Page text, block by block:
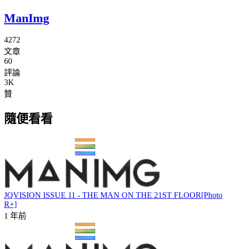
ManImg
4272
文章
60
評論
3K
贊
隨便看看
JQVISION ISSUE 11 - THE MAN ON THE 21ST FLOOR[Photo
R+]
1 年前